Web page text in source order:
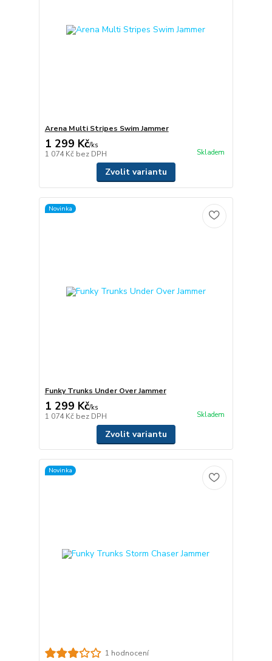
Arena Multi Stripes Swim Jammer
1 299 Kč/ks
1 074 Kč bez DPH Skladem
Zvolit variantu
Novinka
Funky Trunks Under Over Jammer
1 299 Kč/ks
1 074 Kč bez DPH Skladem
Zvolit variantu
Novinka
1 hodnocení